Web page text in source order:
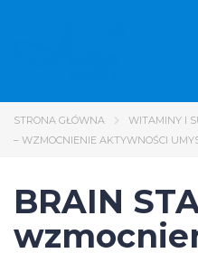
STRONA GŁÓWNA WITAMINY I
– WZMOCNIENIE AKTYWNOŚCI
BRAIN